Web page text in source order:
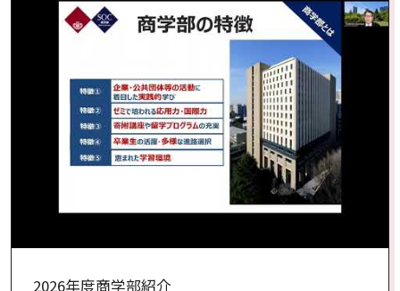
2026年度商学部紹介